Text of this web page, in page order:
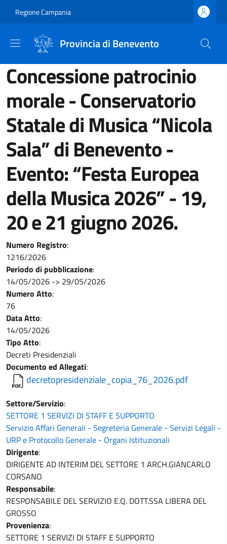
Regione Campania
Provincia di Benevento
Concessione patrocinio
morale - Conservatorio
Statale di Musica “Nicola
Sala” di Benevento -
Evento: “Festa Europea
della Musica 2026” - 19,
20 e 21 giugno 2026.
Numero Registro:
1216/2026
Periodo di pubblicazione:
14/05/2026 -> 29/05/2026
Numero Atto:
76
Data Atto:
14/05/2026
Tipo Atto:
Decreti Presidenziali
Documento ed Allegati:
decretopresidenziale_copia_76_2026.pdf
Settore/Servizio:
SETTORE 1 SERVIZI DI STAFF E SUPPORTO
Servizio Affari Generali - Segreteria Generale - Servizi Legali -
URP e Protocollo Generale - Organi Istituzionali
Dirigente:
DIRIGENTE AD INTERIM DEL SETTORE 1 ARCH.GIANCARLO
CORSANO
Responsabile:
RESPONSABILE DEL SERVIZIO E.Q. DOTT.SSA LIBERA DEL
GROSSO
Provenienza:
SETTORE 1 SERVIZI DI STAFF E SUPPORTO